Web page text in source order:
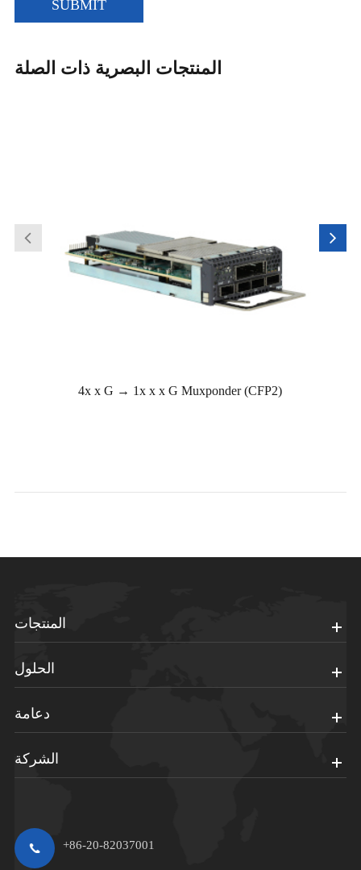
SUBMIT
المنتجات البصرية ذات الصلة
4x x G → 1x x x G Muxponder (CFP2)
المنتجات
الحلول
دعامة
الشركة
+86-20-82037001